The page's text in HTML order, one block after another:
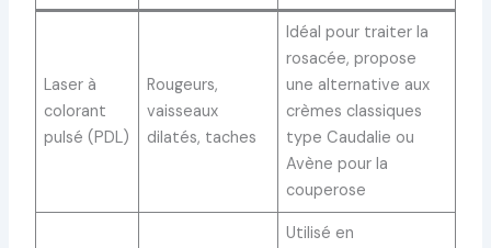
Laser à
colorant
pulsé (PDL)
Rougeurs,
vaisseaux
dilatés, taches
Idéal pour traiter la
rosacée, propose
une alternative aux
crèmes classiques
type Caudalie ou
Avène pour la
couperose
Utilisé en